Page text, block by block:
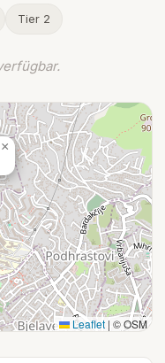
Tier 2
×
Leaflet | © OSM